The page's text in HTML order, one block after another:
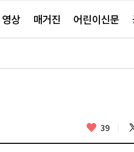
영상 매거진 어린이신문
좋
요
39 트
위
터